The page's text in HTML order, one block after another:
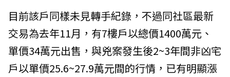
目前該戶同樣未見轉手紀錄，不過同社區最新
交易為去年11月，有7樓戶以總價1400萬元、
單價34萬元出售，與兇案發生後2~3年間非凶宅
戶以單價25.6~27.9萬元間的行情，已有明顯漲